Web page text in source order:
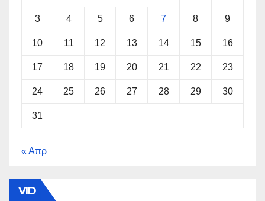
3 4 5 6 7 8 9
10 11 12 13 14 15 16
17 18 19 20 21 22 23
24 25 26 27 28 29 30
31
« Απρ
VID